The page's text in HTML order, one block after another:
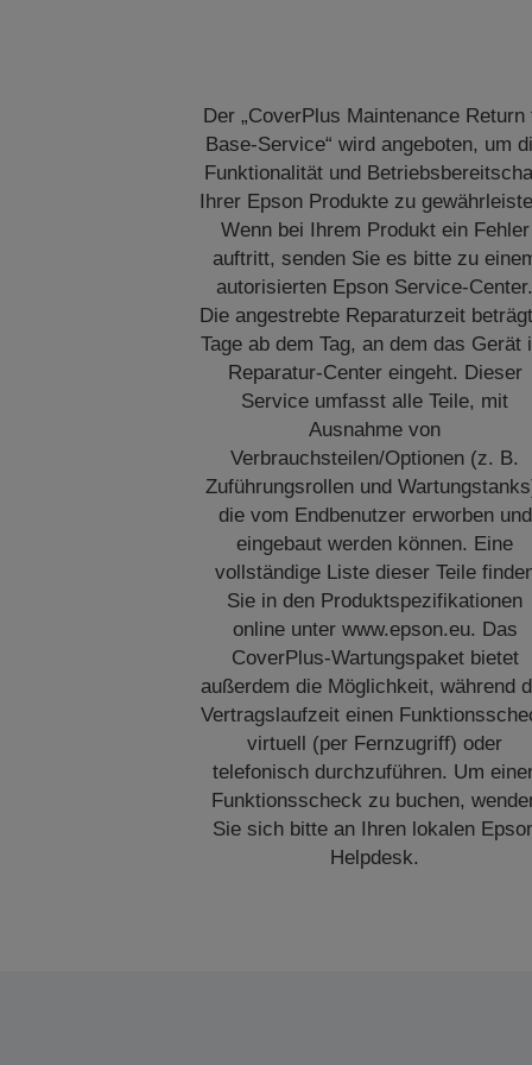
Der „CoverPlus Maintenance Return
Base-Service“ wird angeboten, um
Funktionalität und
Ihrer Epson Produkte zu
Wenn bei Ihrem Produkt ein Fehler
auftritt, senden Sie es bitte zu
autorisierten Epson Service-Center.
Die angestrebte Reparaturzeit
Tage ab dem Tag, an dem das Gerät
Reparatur-Center eingeht. Dieser
Service umfasst alle Teile, mit
Ausnahme von
Verbrauchsteilen/Optionen (z. B.
Zuführungsrollen und
die vom Endbenutzer erworben und
eingebaut werden können. Eine
vollständige Liste dieser Teile
Sie in den Produktspezifikationen
online unter www.epson.eu. Das
CoverPlus-Wartungspaket bietet
außerdem die Möglichkeit, während
Vertragslaufzeit einen
virtuell (per Fernzugriff) oder
telefonisch durchzuführen. Um
Funktionsscheck zu buchen,
Sie sich bitte an Ihren lokalen
Helpdesk.